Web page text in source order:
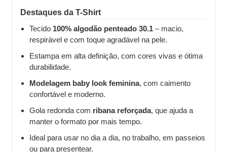
Destaques da T-Shirt
Tecido 100% algodão penteado 30.1 – macio,
respirável e com toque agradável na pele.
Estampa em alta definição, com cores vivas e ótima
durabilidade.
Modelagem baby look feminina, com caimento
confortável e moderno.
Gola redonda com ribana reforçada, que ajuda a
manter o formato por mais tempo.
Ideal para usar no dia a dia, no trabalho, em passeios
ou para presentear.